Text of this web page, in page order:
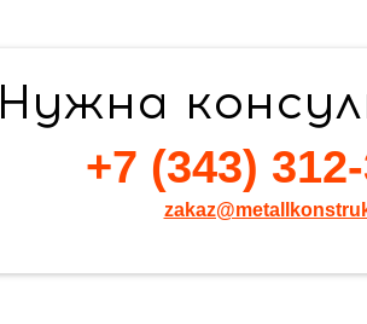
Нужна
+7 (343)